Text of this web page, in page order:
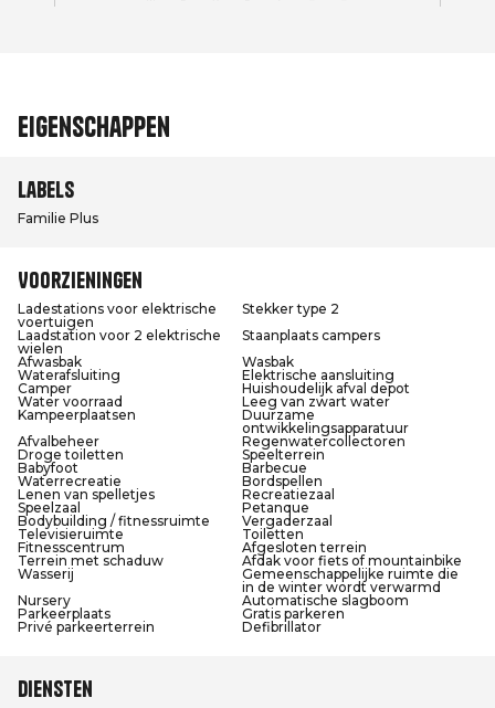
Eigenschappen
Labels
Familie Plus
Voorzieningen
Ladestations voor elektrische
voertuigen
Stekker type 2
Laadstation voor 2 elektrische
wielen
Staanplaats campers
Afwasbak
Wasbak
Waterafsluiting
Elektrische aansluiting
Camper
Huishoudelijk afval depot
Water voorraad
Leeg van zwart water
Kampeerplaatsen
Duurzame
ontwikkelingsapparatuur
Afvalbeheer
Regenwatercollectoren
Droge toiletten
Speelterrein
Babyfoot
Barbecue
Waterrecreatie
Bordspellen
Lenen van spelletjes
Recreatiezaal
Speelzaal
Petanque
Bodybuilding / fitnessruimte
Vergaderzaal
Televisieruimte
Toiletten
Fitnesscentrum
Afgesloten terrein
Terrein met schaduw
Afdak voor fiets of mountainbike
Wasserij
Gemeenschappelijke ruimte die
in de winter wordt verwarmd
Nursery
Automatische slagboom
Parkeerplaats
Gratis parkeren
Privé parkeerterrein
Defibrillator
Diensten